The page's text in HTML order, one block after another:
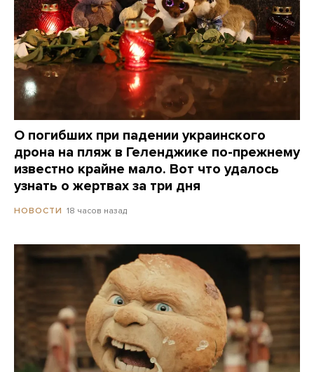
О погибших при падении украинского
дрона на пляж в Геленджике по-прежнему
известно крайне мало. Вот что удалось
узнать о жертвах за три дня
НОВОСТИ 18 часов назад